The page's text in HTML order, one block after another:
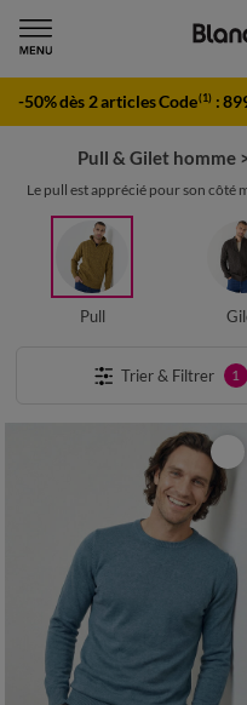
-50% dès 2 articles Code(1) :
Pull & Gilet homme
Le pull est apprécié pour son côté
Pull
Trier & Filtrer 1